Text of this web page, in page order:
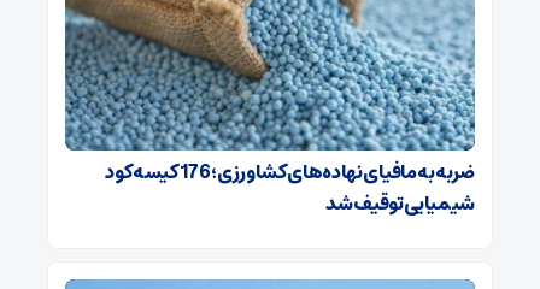
ضربه ‌به مافیای نهاده‌های کشاورزی؛ 176 کیسه کود
شیمیایی توقیف شد